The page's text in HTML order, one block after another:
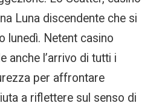
Luna discendente che si
lunedì. Netent casino
anche l’arrivo di tutti i
per affrontare
a riflettere sul senso di